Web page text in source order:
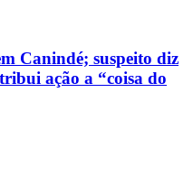
Canindé; suspeito diz
ação a “coisa do